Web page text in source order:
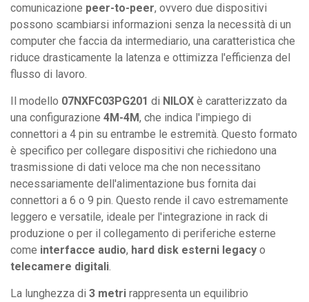
comunicazione peer-to-peer, ovvero due dispositivi
possono scambiarsi informazioni senza la necessità di un
computer che faccia da intermediario, una caratteristica che
riduce drasticamente la latenza e ottimizza l'efficienza del
flusso di lavoro.
Il modello 07NXFC03PG201 di NILOX è caratterizzato da
una configurazione 4M-4M, che indica l'impiego di
connettori a 4 pin su entrambe le estremità. Questo formato
è specifico per collegare dispositivi che richiedono una
trasmissione di dati veloce ma che non necessitano
necessariamente dell'alimentazione bus fornita dai
connettori a 6 o 9 pin. Questo rende il cavo estremamente
leggero e versatile, ideale per l'integrazione in rack di
produzione o per il collegamento di periferiche esterne
come interfacce audio, hard disk esterni legacy o
telecamere digitali
La lunghezza di 3 metri rappresenta un equilibrio